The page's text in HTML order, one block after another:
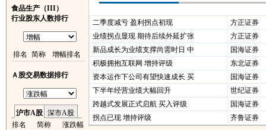
食品生产（III）
行业股东人数排行
排名 简称 增幅排名
Ａ股交易数据排行
沪市A股 深市A股
排名
简称
涨跌幅
二季度减亏 盈利拐点初现
方正证券
业绩拐点显现 期待后续外延扩张
方正证券
新品成长为业绩支撑尚需时日 中
国海证券
积极拥抱互联网 增持评级
东北证券
资本运作下公司有望快速成长 买
国海证券
下半年经营业绩大幅回升
世纪证券
跨越式发展正式启航 买入评级
国海证券
拐点已现 增持评级
齐鲁证券